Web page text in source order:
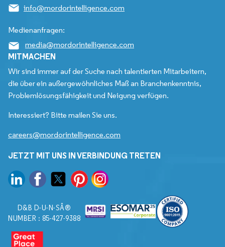
info@mordorintelligence.com
Medienanfragen:
media@mordorintelligence.com
MITMACHEN
Wir sind immer auf der Suche nach talentierten Mitarbeitern,
die über ein außergewöhnliches Maß an Branchenkenntnis,
Problemlösungsfähigkeit und Neigung verfügen.
Interessiert? Bitte mailen Sie uns.
careers@mordorintelligence.com
JETZT MIT UNS IN VERBINDUNG TRETEN
D&B D-U-N-SÂ®
NUMBER : 85-427-9388